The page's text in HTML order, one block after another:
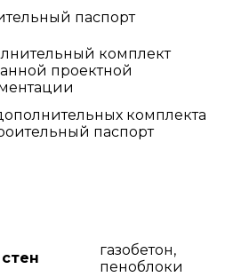
паспорт
комплект
проектной
комплекта
паспорт
газобетон,
пеноблоки